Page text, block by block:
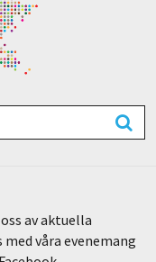
av aktuella
våra evenemang